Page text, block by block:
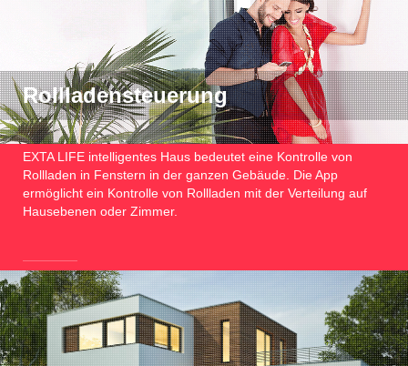
Rollladensteuerung
EXTA LIFE intelligentes Haus bedeutet eine Kontrolle von
Rollladen in Fenstern in der ganzen Gebäude. Die App
ermöglicht ein Kontrolle von Rollladen mit der Verteilung auf
Hausebenen oder Zimmer.